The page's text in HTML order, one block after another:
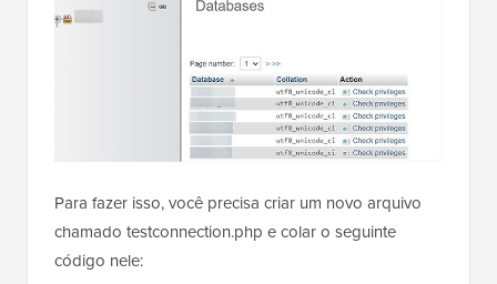
Para fazer isso, você precisa criar um novo arquivo
chamado testconnection.php e colar o seguinte
código nele: